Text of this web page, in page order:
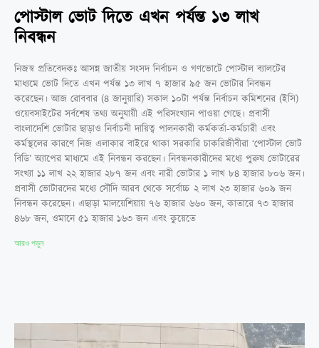
পোস্টাল ভোট দিতে এখন পর্যন্ত ১৩ লাখ
নিবন্ধন
নিজস্ব প্রতিবেদকঃ আসন্ন জাতীয় সংসদ নির্বাচন ও গণভোটে পোস্টাল ব্যালটের
মাধ্যমে ভোট দিতে এখন পর্যন্ত ১৩ লাখ ৭ হাজার ৯৫ জন ভোটার নিবন্ধন
করেছেন। আজ রোববার (৪ জানুয়ারি) সকাল ১০টা পর্যন্ত নির্বাচন কমিশনের (ইসি)
ওয়েবসাইটের সর্বশেষ তথ্য অনুযায়ী এই পরিসংখ্যান পাওয়া গেছে। প্রবাসী
বাংলাদেশি ভোটার ছাড়াও নির্বাচনী দায়িত্ব পালনকারী কর্মকর্তা-কর্মচারী এবং
কর্মস্থলের কারণে নিজ এলাকার বাইরে থাকা সরকারি চাকরিজীবীরা ‘পোস্টাল ভোট
বিডি’ অ্যাপের মাধ্যমে এই নিবন্ধন করছেন। নিবন্ধনকারীদের মধ্যে পুরুষ ভোটারের
সংখ্যা ১১ লাখ ২২ হাজার ২৮৭ জন এবং নারী ভোটার ১ লাখ ৮৪ হাজার ৮০৬ জন।
প্রবাসী ভোটারদের মধ্যে সৌদি আরব থেকে সর্বোচ্চ ২ লাখ ২৩ হাজার ৬০৯ জন
নিবন্ধন করেছেন। এছাড়া মালয়েশিয়ায় ৭৬ হাজার ৬৬০ জন, কাতারে ৭৩ হাজার
৪৬৮ জন, ওমানে ৫১ হাজার ১৬৩ জন এবং কুয়েতে
আরও পড়ুন